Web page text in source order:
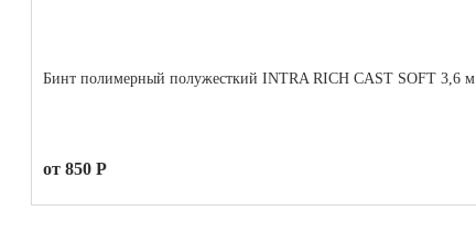
Бинт полимерный полужесткий INTRA RICH CAST SOFT 3,6 м
от 850 Р